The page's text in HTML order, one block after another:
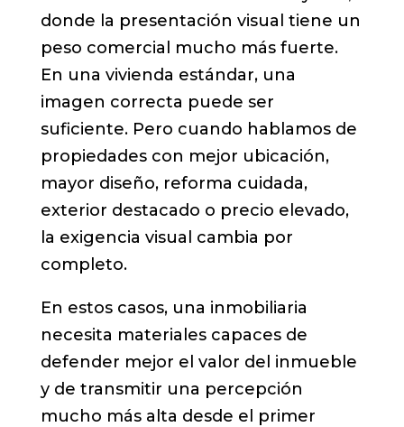
donde la presentación visual tiene un
peso comercial mucho más fuerte.
En una vivienda estándar, una
imagen correcta puede ser
suficiente. Pero cuando hablamos de
propiedades con mejor ubicación,
mayor diseño, reforma cuidada,
exterior destacado o precio elevado,
la exigencia visual cambia por
completo.
En estos casos, una inmobiliaria
necesita materiales capaces de
defender mejor el valor del inmueble
y de transmitir una percepción
mucho más alta desde el primer